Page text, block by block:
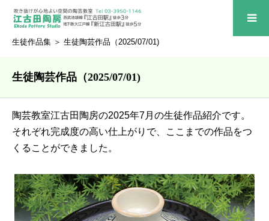
生徒作品集 ＞ 生徒陶芸作品（2025/07/01)
生徒陶芸作品（2025/07/01)
陶芸教室江古田陶房の2025年7月の生徒作品紹介です。
それぞれ完成度の高い仕上がりで、ここまでの作品をつ
くることができました。